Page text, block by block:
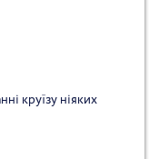
круїзу ніяких